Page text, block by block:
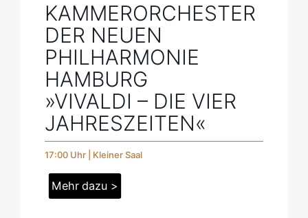
KAMMERORCHESTER
DER NEUEN
PHILHARMONIE
HAMBURG
»VIVALDI – DIE VIER
JAHRESZEITEN«
17:00 Uhr | Kleiner Saal
Mehr dazu >